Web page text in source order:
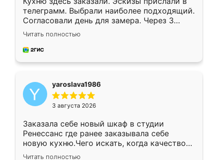
телеграмм. Выбрали наиболее подходящий.
Согласовали день для замера. Через 3
недели кухня была уже готова. Остались
довольны работой. Спасибо Ренессанс
мебель за качественную работу!
Читать полностью
yaroslava1986
3 августа 2026
Заказала себе новый шкаф в студии
Ренессанс где ранее заказывала себе
новую кухню.Чего искать, когда качеством
вполне довольна. Служит кухня уже почти
Читать полностью